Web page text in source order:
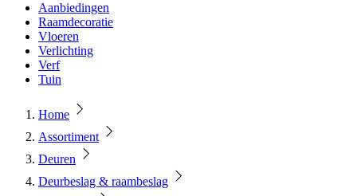
Aanbiedingen
Raamdecoratie
Vloeren
Verlichting
Verf
Tuin
Home
Assortiment
Deuren
Deurbeslag & raambeslag